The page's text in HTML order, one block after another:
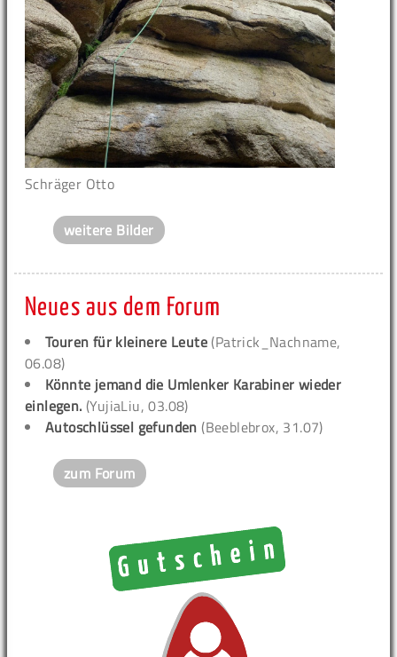
Schräger Otto
weitere Bilder
Neues aus dem Forum
Touren für kleinere Leute (Patrick_Nachname,
06.08)
Könnte jemand die Umlenker Karabiner wieder
einlegen. (YujiaLiu, 03.08)
Autoschlüssel gefunden (Beeblebrox, 31.07)
zum Forum